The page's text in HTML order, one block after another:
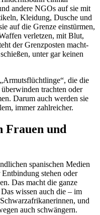
andere NGOs auf sie mit
Kleidung, Dusche und
auf die Grenze einstürmen,
verletzen, mit Blut,
der Grenzposten macht-
unter gar keinen
die die
trachten oder
Darum auch werden sie
immer zahlreicher.
Frauen und
spanischen Medien
stehen oder
Das macht die ganze
wissen auch die – im
und
auch schwängern.